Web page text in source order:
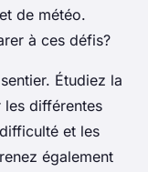
de météo.
à ces défis?
Étudiez la
différentes
et les
également